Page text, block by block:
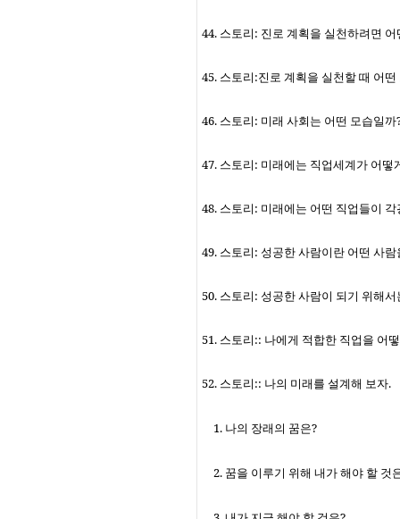
44. 스토리: 진로 계획을 실천하려면
45. 스토리:진로 계획을 실천할 때 어
46. 스토리: 미래 사회는 어떤 모습일까
47. 스토리: 미래에는 직업세계가 어떻
48. 스토리: 미래에는 어떤 직업들이
49. 스토리: 성공한 사람이란 어떤 사
50. 스토리: 성공한 사람이 되기 위해
51. 스토리:: 나에게 적합한 직업을 어
52. 스토리:: 나의 미래를 설계해 보자.
1. 나의 장래의 꿈은?
2. 꿈을 이루기 위해 내가 해야 할 것